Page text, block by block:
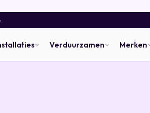
Verduurzamen Merken